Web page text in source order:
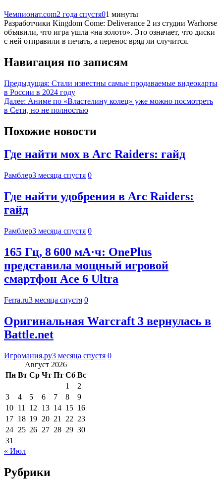
Чемпионат.com2 года спустя01 минуты
Разработчики Kingdom Come: Deliverance 2 из студии Warhorse
объявили, что игра ушла «на золото». Это означает, что диски
с ней отправили в печать, а перенос вряд ли случится.
Навигация по записям
Предыдущая: Стали известны самые продаваемые видеокарты
в России в 2024 году
Далее: Аниме по «Властелину колец» уже можно посмотреть
в Сети, но не полностью
Похожие новости
Где найти мох в Arc Raiders: гайд
Рамблер3 месяца спустя 0
Где найти удобрения в Arc Raiders:
гайд
Рамблер3 месяца спустя 0
165 Гц, 8 600 мА·ч: OnePlus
представила мощный игровой
смартфон Ace 6 Ultra
Ferra.ru3 месяца спустя 0
Оригинальная Warcraft 3 вернулась в
Battle.net
Игромания.ру3 месяца спустя 0
Август 2026
Пн Вт Ср Чт Пт Сб Вс
1
2
3
4 5 6 7 8
9
10 11 12 13 14 15 16
17 18 19 20 21 22 23
24 25 26 27 28 29 30
31
« Июл
Рубрики